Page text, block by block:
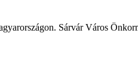
Sárvár Város